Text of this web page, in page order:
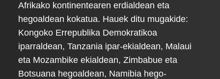
Afrikako kontinentearen erdialdean eta
hegoaldean kokatua. Hauek ditu mugakide:
Kongoko Errepublika Demokratikoa
iparraldean, Tanzania ipar-ekialdean, Malaui
eta Mozambike ekialdean, Zimbabue eta
Botsuana hegoaldean, Namibia hego-